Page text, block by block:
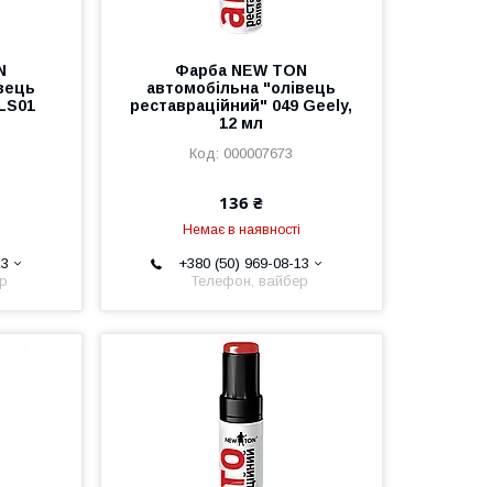
Фарба NEW TON
автомобільна "олівець
реставраційний" 049 Geely,
12 мл
000007673
136 ₴
Немає в наявності
+380 (50) 969-08-13
Телефон, вайбер